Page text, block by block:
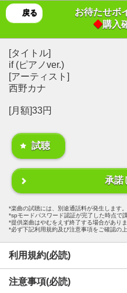
戻る
お待たせボ
◆購入
[タイトル]
if (ピアノver.)
[アーティスト]
西野カナ
[月額]33円
試聴
承諾
楽曲の試聴には、別途通話料が発生します。
spモードパスワード認証が完了した時点で
提供楽曲はやむをえず終了する場合がありま
必ず下記利用規約及び注意事項をご確認の
利用規約(必読)
注意事項(必読)